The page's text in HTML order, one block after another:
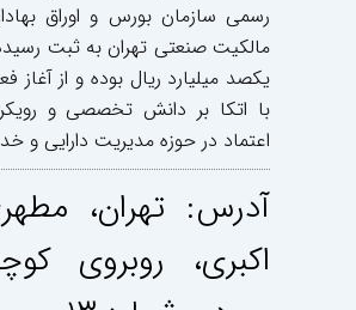
رسمی سازمان بورس و اوراق
مالکیت صنعتی تهران به ثبت
یکصد میلیارد ریال بوده و از
با اتکا بر دانش تخصصی و
اعتماد در حوزه مدیریت دارایی و
آدرس: تهران،
اكبری، روبروی